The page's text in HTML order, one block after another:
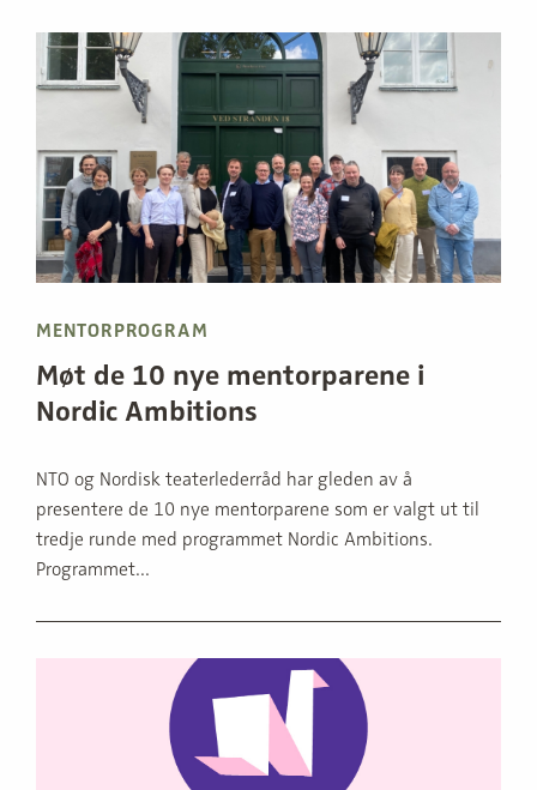
MENTORPROGRAM
Møt de 10 nye mentorparene i
Nordic Ambitions
NTO og Nordisk teaterlederråd har gleden av å
presentere de 10 nye mentorparene som er valgt ut til
tredje runde med programmet Nordic Ambitions.
Programmet...